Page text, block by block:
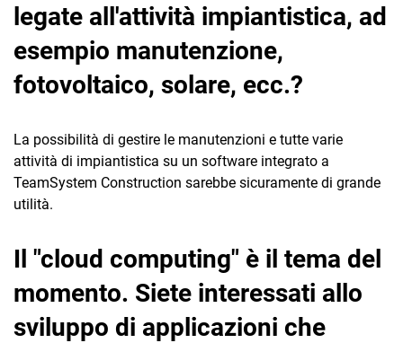
legate all'attività impiantistica, ad
esempio manutenzione,
fotovoltaico, solare, ecc.?
La possibilità di gestire le manutenzioni e tutte varie
attività di impiantistica su un software integrato a
TeamSystem Construction sarebbe sicuramente di grande
utilità.
Il "cloud computing" è il tema del
momento. Siete interessati allo
sviluppo di applicazioni che